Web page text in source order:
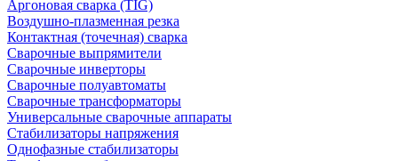
Аргоновая сварка (TIG)
Воздушно-плазменная резка
Контактная (точечная) сварка
Сварочные выпрямители
Сварочные инверторы
Сварочные полуавтоматы
Сварочные трансформаторы
Универсальные сварочные аппараты
Стабилизаторы напряжения
Однофазные стабилизаторы